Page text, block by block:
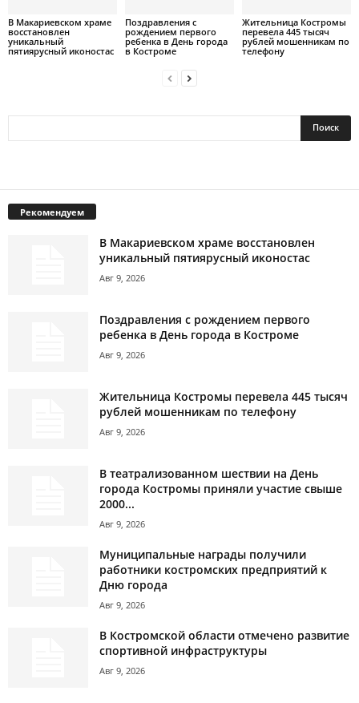
В Макариевском храме
восстановлен
уникальный
пятиярусный иконостас
Поздравления с
рождением первого
ребенка в День города
в Костроме
Жительница Костромы
перевела 445 тысяч
рублей мошенникам по
телефону
Рекомендуем
В Макариевском храме восстановлен
уникальный пятиярусный иконостас
Авг 9, 2026
Поздравления с рождением первого
ребенка в День города в Костроме
Авг 9, 2026
Жительница Костромы перевела 445 тысяч
рублей мошенникам по телефону
Авг 9, 2026
В театрализованном шествии на День
города Костромы приняли участие свыше
2000...
Авг 9, 2026
Муниципальные награды получили
работники костромских предприятий к
Дню города
Авг 9, 2026
В Костромской области отмечено развитие
спортивной инфраструктуры
Авг 9, 2026